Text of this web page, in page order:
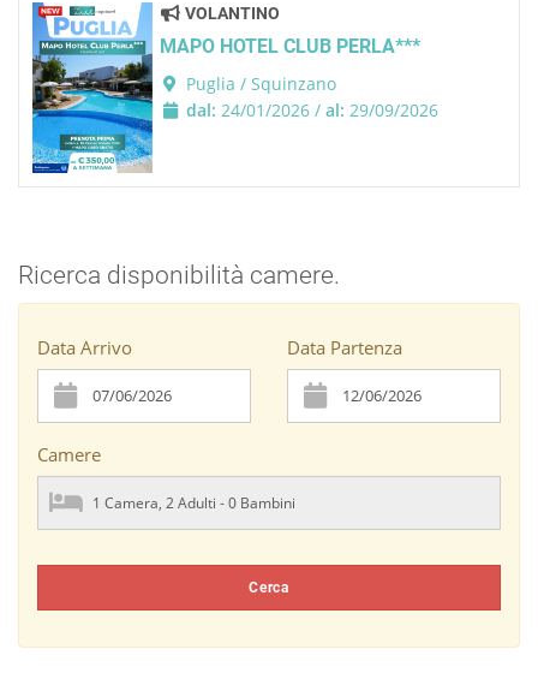
VOLANTINO
MAPO HOTEL CLUB PERLA***
Puglia / Squinzano
dal: 24/01/2026 / al: 29/09/2026
Ricerca disponibilità camere.
Data Arrivo Data Partenza
Camere
Cerca